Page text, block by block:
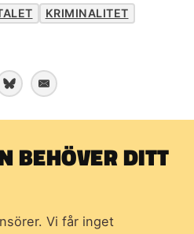
KRIMINALITET
BEHÖVER DITT
Vi får inget